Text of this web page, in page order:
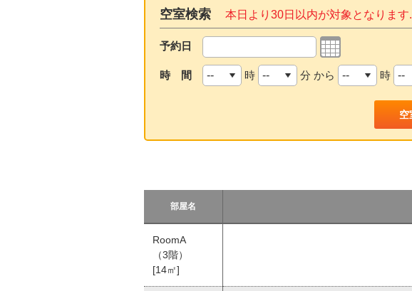
空室検索 本日より30日以内が対象となります.
予約日
時 間 時 分 から 時
部屋名
RoomA
（3階）
[14㎡]